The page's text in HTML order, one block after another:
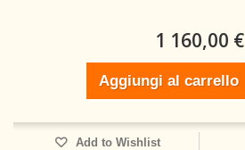
1 160,00 €
Aggiungi al carrello
Add to Wishlist